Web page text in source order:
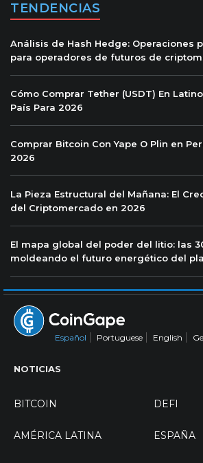
TENDENCIAS
Análisis de Hash Hedge: Operaciones
para operadores de futuros de
Cómo Comprar Tether (USDT) En
País Para 2026
Comprar Bitcoin Con Yape O Plin en
2026
La Pieza Estructural del Mañana: El
del Criptomercado en 2026
El mapa global del poder del litio: las
moldeando el futuro energético del
Español Portuguese English
NOTICIAS
BITCOIN DEFI
AMÉRICA LATINA ESPAÑA